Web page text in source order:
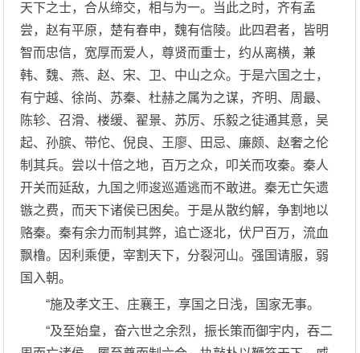
天下之士，合从缔交，相与为一。当此之时，齐有孟
尝，赵有平原，楚有春申，魏有信陵。此四君者，皆明
智而忠信，宽厚而爱人，尊贤而重士，约从离横，兼
韩、魏、燕、赵、宋、卫、中山之众。于是六国之士，
有宁越、徐尚、苏秦、杜赫之属为之谋，齐明、周最、
陈轸、召滑、楼缓、翟景、苏厉、乐毅之徒通其意，吴
起、孙膑、带佗、倪良、王廖、田忌、廉颇、赵奢之伦
制其兵。尝以十倍之地，百万之众，叩关而攻秦。秦人
开关而延敌，九国之师逡巡遁逃而不敢进。秦无亡矢遗
镞之费，而天下诸侯已困矣。于是从散约解，争割地以
赂秦。秦有余力而制其弊，追亡逐北，伏尸百万，流血
飘橹。因利乘便，宰割天下，分裂河山。强国请服，弱
国入朝。
“施及孝文王、庄襄王，享国之日浅，国家无事。
“及至始皇，奋六世之余烈，振长策而御宇内，吞二